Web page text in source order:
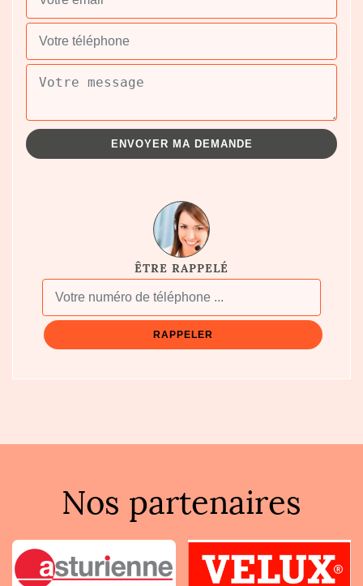
ÊTRE RAPPELÉ
Nos partenaires